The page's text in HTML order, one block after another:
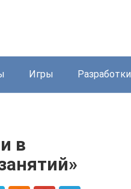
Игры Разработки
в